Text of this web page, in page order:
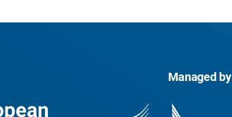
Managed by